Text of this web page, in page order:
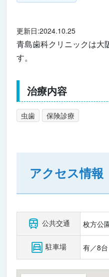
更新日:2024.10.25
青島歯科クリニックは大
す。
治療内容
虫歯 保険診療
アクセス情報
公共交通 枚方公
駐車場 有／8台